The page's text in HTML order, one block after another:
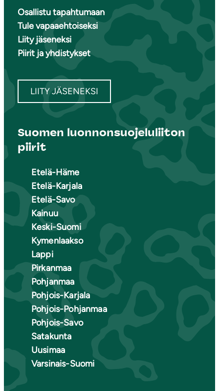
Osallistu tapahtumaan
Tule vapaaehtoiseksi
Liity jäseneksi
Piirit ja yhdistykset
LIITY JÄSENEKSI
Suomen luonnonsuojeluliiton
piirit
Etelä-Häme
Etelä-Karjala
Etelä-Savo
Kainuu
Keski-Suomi
Kymenlaakso
Lappi
Pirkanmaa
Pohjanmaa
Pohjois-Karjala
Pohjois-Pohjanmaa
Pohjois-Savo
Satakunta
Uusimaa
Varsinais-Suomi